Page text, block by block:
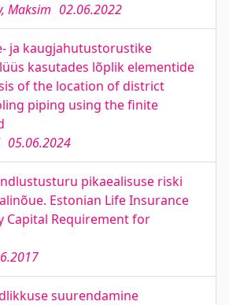
Maksim 02.06.2022
ja kaugjahutustorustike
kasutades lõplik elementide
of the location of district
piping using the finite
05.06.2024
pikaealisuse riski
Estonian Life Insurance
Capital Requirement for
suurendamine